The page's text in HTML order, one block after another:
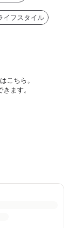
イフスタイル
こちら。
ます。